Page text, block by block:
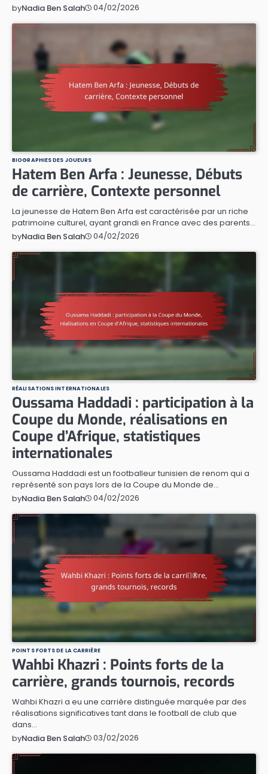
byNadia Ben Salah 04/02/2026
BIOGRAPHIES DES JOUEURS
Hatem Ben Arfa : Jeunesse, Débuts
de carrière, Contexte personnel
La jeunesse de Hatem Ben Arfa est caractérisée par un riche
patrimoine culturel, ayant grandi en France avec des parents…
byNadia Ben Salah 04/02/2026
RÉALISATIONS INTERNATIONALES
Oussama Haddadi : participation à la
Coupe du Monde, réalisations en
Coupe d’Afrique, statistiques
internationales
Oussama Haddadi est un footballeur tunisien de renom qui a
représenté son pays lors de la Coupe du Monde de…
byNadia Ben Salah 04/02/2026
POINTS FORTS DE LA CARRIÈRE
Wahbi Khazri : Points forts de la
carrière, grands tournois, records
Wahbi Khazri a eu une carrière distinguée marquée par des
réalisations significatives tant dans le football de club que
dans…
byNadia Ben Salah 03/02/2026